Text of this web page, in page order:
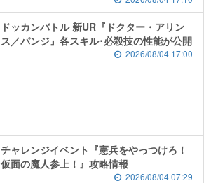
ドッカンバトル 新UR『ドクター・アリン
ス／パンジ』各スキル･必殺技の性能が公開
2026/08/04 17:00
チャレンジイベント『憲兵をやっつけろ！
仮面の魔人参上！』攻略情報
2026/08/04 07:29